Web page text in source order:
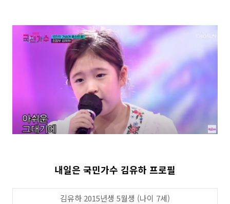
내일은 국민가수 김유하 프로필
김유하 2015년생 5월생 (나이 7세)